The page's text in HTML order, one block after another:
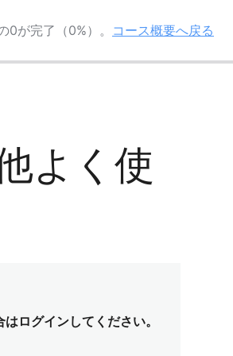
0が完了（0%）。 コース概要へ戻る
よく使
ログインしてください。